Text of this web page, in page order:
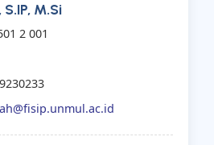
M.Si
2 001